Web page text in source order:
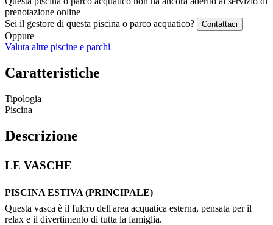
prenotazione online
Sei il gestore di questa piscina o parco acquatico?
Contattaci
Oppure
Valuta altre piscine e parchi
Caratteristiche
Tipologia
Piscina
Descrizione
LE VASCHE
PISCINA ESTIVA (PRINCIPALE)
Questa vasca è il fulcro dell'area acquatica esterna, pensata per il
relax e il divertimento di tutta la famiglia.